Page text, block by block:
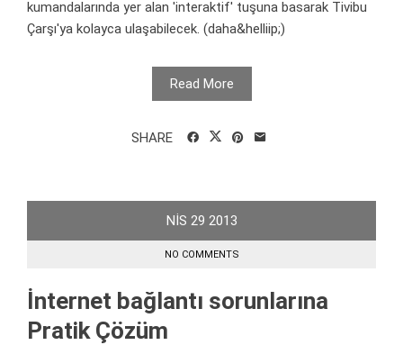
kumandalarında yer alan 'interaktif' tuşuna basarak Tivibu
Çarşı'ya kolayca ulaşabilecek. (daha&helliip;)
Read More
SHARE
NIS 29 2013
NO COMMENTS
İnternet bağlantı sorunlarına
Pratik Çözüm